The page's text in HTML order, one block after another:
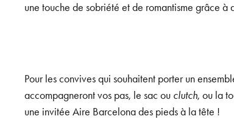
une touche de sobriété et de romantisme grâce à
Pour les convives qui souhaitent porter un
accompagneront vos pas, le sac ou clutch, ou la
une invitée Aire Barcelona des pieds à la tête !